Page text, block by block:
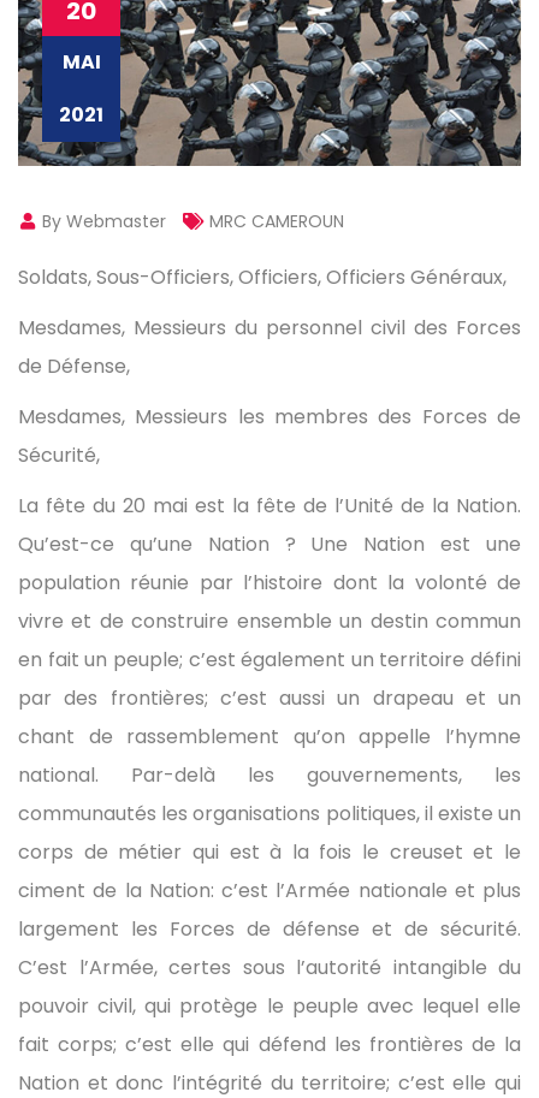
20
MAI
2021
By Webmaster MRC CAMEROUN
Soldats, Sous-Officiers, Officiers, Officiers Généraux,
Mesdames, Messieurs du personnel civil des Forces
de Défense,
Mesdames, Messieurs les membres des Forces de
Sécurité,
La fête du 20 mai est la fête de l’Unité de la Nation.
Qu’est-ce qu’une Nation ? Une Nation est une
population réunie par l’histoire dont la volonté de
vivre et de construire ensemble un destin commun
en fait un peuple; c’est également un territoire défini
par des frontières; c’est aussi un drapeau et un
chant de rassemblement qu’on appelle l’hymne
national. Par-delà les gouvernements, les
communautés les organisations politiques, il existe un
corps de métier qui est à la fois le creuset et le
ciment de la Nation: c’est l’Armée nationale et plus
largement les Forces de défense et de sécurité.
C’est l’Armée, certes sous l’autorité intangible du
pouvoir civil, qui protège le peuple avec lequel elle
fait corps; c’est elle qui défend les frontières de la
Nation et donc l’intégrité du territoire; c’est elle qui